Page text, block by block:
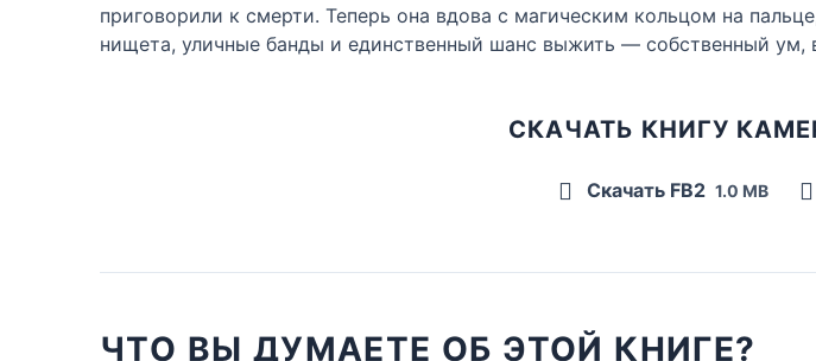
приговорили к смерти. Теперь она вдова с магическим кольцом на
нищета, уличные банды и единственный шанс выжить — собственный ум,
СКАЧАТЬ КНИГУ
Скачать FB2 1.0 MB
ЧТО ВЫ ДУМАЕТЕ ОБ ЭТОЙ КНИГЕ?